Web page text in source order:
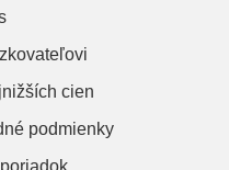
cien
podmienky